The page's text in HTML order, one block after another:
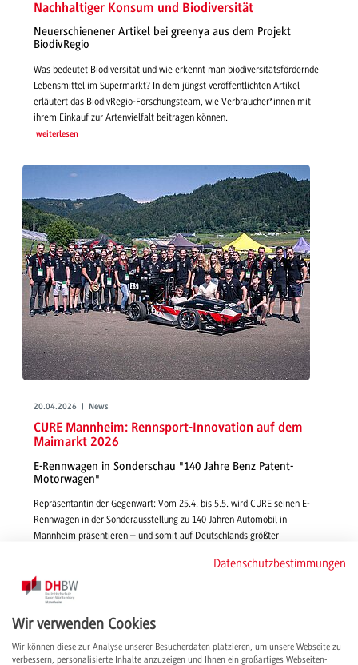
Nachhaltiger Konsum und Biodiversität
Neuerschienener Artikel bei greenya aus dem Projekt
BiodivRegio
Was bedeutet Biodiversität und wie erkennt man biodiversitätsfördernde
Lebensmittel im Supermarkt? In dem jüngst veröffentlichten Artikel
erläutert das BiodivRegio-Forschungsteam, wie Verbraucher*innen mit
ihrem Einkauf zur Artenvielfalt beitragen können.
weiterlesen
20.04.2026 | News
CURE Mannheim: Rennsport-Innovation auf dem
Maimarkt 2026
E-Rennwagen in Sonderschau "140 Jahre Benz Patent-
Motorwagen"
Repräsentantin der Gegenwart: Vom 25.4. bis 5.5. wird CURE seinen E-
Rennwagen in der Sonderausstellung zu 140 Jahren Automobil in
Mannheim präsentieren – und somit auf Deutschlands größter
Datenschutzbestimmungen
Wir verwenden Cookies
Wir können diese zur Analyse unserer Besucherdaten platzieren, um unsere Webseite zu
verbessern, personalisierte Inhalte anzuzeigen und Ihnen ein großartiges Webseiten-